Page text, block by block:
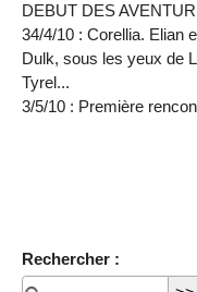
DEBUT DES
34/4/10 : Corellia. Elian
Dulk, sous les yeux de
Tyrel...
3/5/10 : Première
Rechercher :